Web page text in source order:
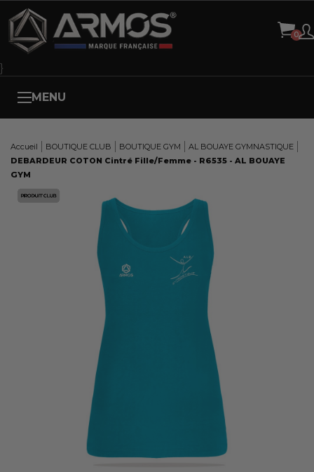
}
MENU
Accueil BOUTIQUE CLUB BOUTIQUE GYM
AL BOUAYE GYMNASTIQUE
DEBARDEUR COTON Cintré Fille/Femme - R6535 - AL BOUAYE
GYM
Panneau de gestion des cookies